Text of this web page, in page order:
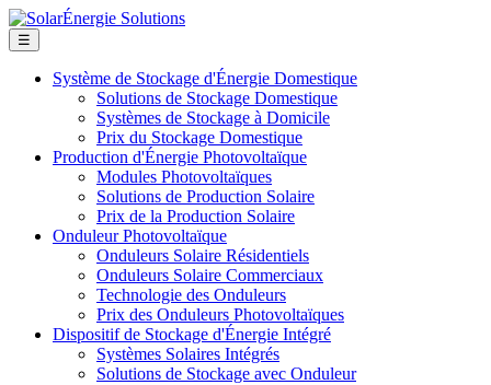
☰
Système de Stockage d'Énergie Domestique
Solutions de Stockage Domestique
Systèmes de Stockage à Domicile
Prix du Stockage Domestique
Production d'Énergie Photovoltaïque
Modules Photovoltaïques
Solutions de Production Solaire
Prix de la Production Solaire
Onduleur Photovoltaïque
Onduleurs Solaire Résidentiels
Onduleurs Solaire Commerciaux
Technologie des Onduleurs
Prix des Onduleurs Photovoltaïques
Dispositif de Stockage d'Énergie Intégré
Systèmes Solaires Intégrés
Solutions de Stockage avec Onduleur